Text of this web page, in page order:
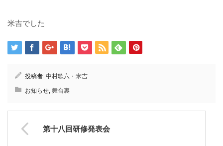
米吉でした
投稿者: 中村歌六・米吉
お知らせ, 舞台裏
第十八回研修発表会